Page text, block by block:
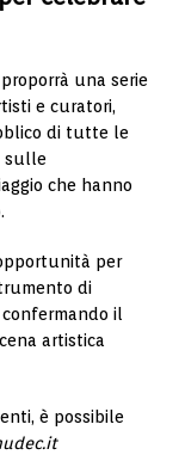
una serie
e curatori,
di tutte le
sulle
che hanno
per
di
il
artistica
è possibile